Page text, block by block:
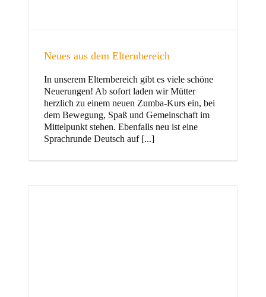
Kinder
Neues aus dem Elternbereich
In unserem Elternbereich gibt es viele schöne
Neuerungen! Ab sofort laden wir Mütter
herzlich zu einem neuen Zumba-Kurs ein, bei
dem Bewegung, Spaß und Gemeinschaft im
Mittelpunkt stehen. Ebenfalls neu ist eine
Sprachrunde Deutsch auf [...]